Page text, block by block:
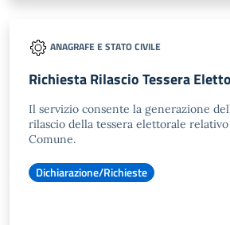
ANAGRAFE E STATO CIVILE
Richiesta Rilascio Tessera
Il servizio consente la generazione
rilascio della tessera elettorale
Comune.
Dichiarazione/Richieste